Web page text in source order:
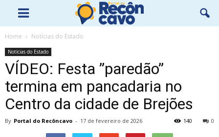
Home Notícias do Estado
Notícias do Estado
VÍDEO: Festa ”paredão”
termina em pancadaria no
Centro da cidade de Brejões
By Portal do Recôncavo - 17 de fevereiro de 2026 0
140